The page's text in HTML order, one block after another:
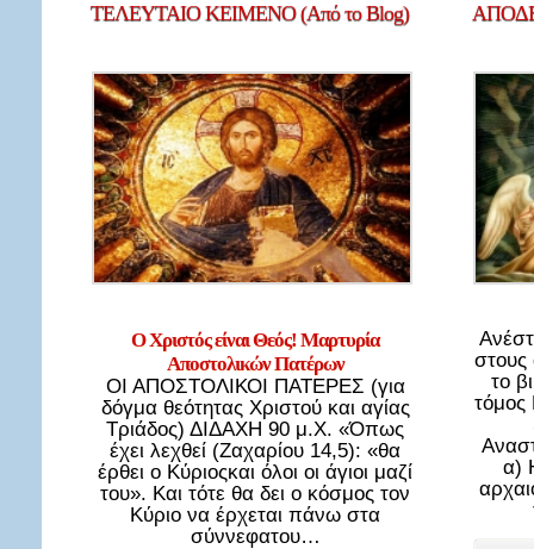
ΤΕΛΕΥΤΑΙΟΚΕΙΜΕΝΟ (Από το Blog)
Ο Χριστός είναι Θεός! Μαρτυρία
Αποστολικών Πατέρων
ΟΙ ΑΠΟΣΤΟΛΙΚΟΙ ΠΑΤΕΡΕΣ (για
δόγμα θεότητας Χριστού και αγίας
Τριάδος) ΔΙΔΑΧΗ 90 μ.Χ. «Όπως
έχει λεχθεί (Ζαχαρίου 14,5): «θα
έρθει ο Κύριοςκαι όλοι οι άγιοι μαζί
του». Και τότε θα δει ο κόσμος τον
Κύριο να έρχεται πάνω στα
σύννεφατου…
στους
το
α)